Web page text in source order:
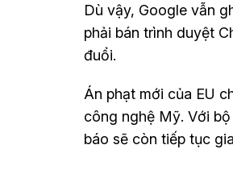
Dù vậy, Google vẫn
phải bán trình duyệt
đuổi.
Án phạt mới của EU
công nghệ Mỹ. Với
báo sẽ còn tiếp tục